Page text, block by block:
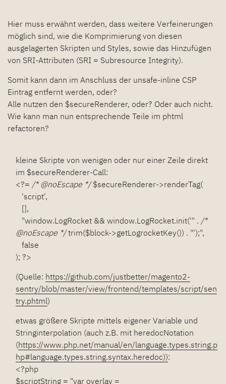
Hier muss erwähnt werden, dass weitere Verfeinerungen
möglich sind, wie die Komprimierung von diesen
ausgelagerten Skripten und Styles, sowie das Hinzufügen
von SRI-Attributen (SRI = Subresource Integrity).
Somit kann dann im Anschluss der unsafe-inline CSP
Eintrag entfernt werden, oder?
Alle nutzen den $secureRenderer, oder? Oder auch nicht.
Wie kann man nun entsprechende Teile im phtml
refactoren?
kleine Skripte von wenigen oder nur einer Zeile direkt
im $secureRenderer-Call:
<?= /* @noEscape */$secureRenderer->renderTag(
'script',
[],
"window.LogRocket && window.LogRocket.init('" . /*
@noEscape */trim($block->getLogrocketKey()) . "');",
false
); ?>
(Quelle: https://github.com/justbetter/magento2-
sentry/blob/master/view/frontend/templates/script/sen
try.phtml)
etwas größere Skripte mittels eigener Variable und
Stringinterpolation (auch z.B. mit heredocNotation
(https://www.php.net/manual/en/language.types.string.p
hp#language.types.string.syntax.heredoc)):
<?php
$scriptString = "var overlay =